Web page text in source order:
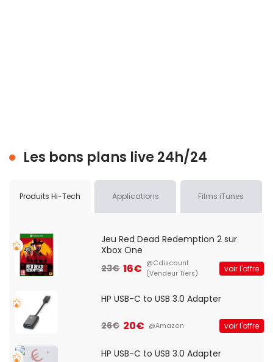
Les bons plans live 24h/24
Produits Hi-Tech Applications Films iTunes
Jeu Red Dead Redemption 2 sur
Xbox One
23€ 16€ @Cdiscount
(Vendeur Tiers)
voir l'offre
HP USB-C to USB 3.0 Adapter
26€ 20€ @Amazon voir l'offre
HP USB-C to USB 3.0 Adapter